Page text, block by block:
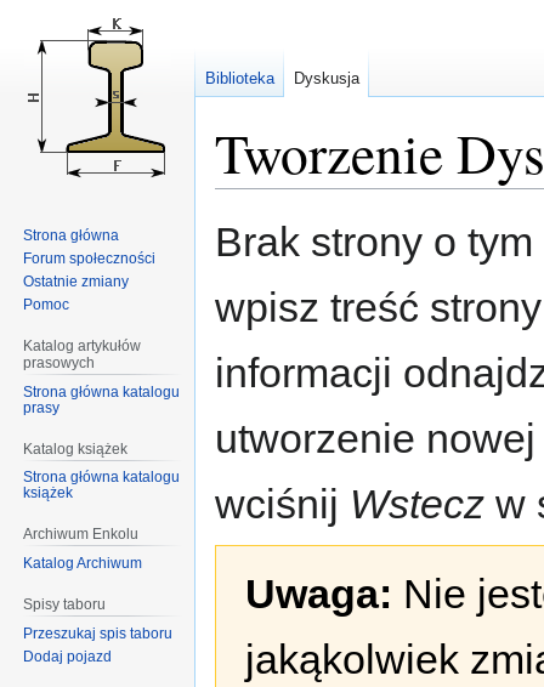
Tworzenie
do
do
Brak strony o
wpisz treść
informacji
utworzenie
wciśnij Wstecz w
Uwaga: Nie
jakąkolwiek
Biblioteka Dyskusja
Strona główna
Forum społeczności
Ostatnie zmiany
Pomoc
Katalog artykułów
prasowych
Strona główna katalogu
prasy
Katalog książek
Strona główna katalogu
książek
Archiwum Enkolu
Katalog Archiwum
Spisy taboru
Przeszukaj spis taboru
Dodaj pojazd